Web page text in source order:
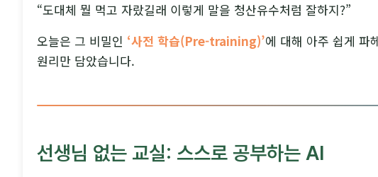
“도대체 뭘 먹고 자랐길래 이렇게 말을 청산유수처럼 잘하지?”
오늘은 그 비밀인 ‘사전 학습(Pre-training)’에 대해 아주 쉽게 파
원리만 담았습니다.
선생님 없는 교실: 스스로 공부하는 AI